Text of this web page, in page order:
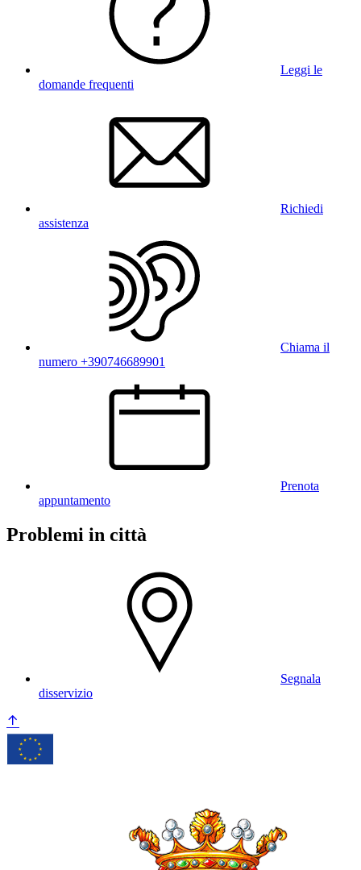
Leggi le
domande frequenti
Richiedi
assistenza
Chiama il
numero +390746689901
Prenota
appuntamento
Problemi in città
Segnala
disservizio